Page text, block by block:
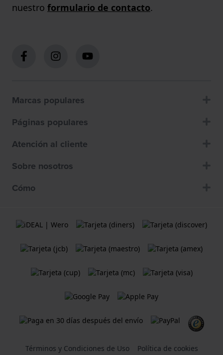
nuestro formulario de contacto.
Marcas populares
Páginas populares
Atención al cliente
Sobre nosotros
Cómo
Términos y Condiciones de Uso
Política de cookies